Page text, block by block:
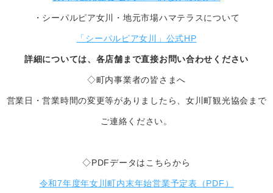
・シーパルピア女川・地元市場ハマテラスについて
「シーパルピア女川」公式HP
詳細については、各店舗まで直接お問い合わせください
◇町内事業者の皆さまへ
営業日・営業時間の変更等がありましたら、女川町観光協会まで
ご連絡ください。
◇PDFデータはこちらから
令和7年度年女川町内末年始営業予定表（PDF）